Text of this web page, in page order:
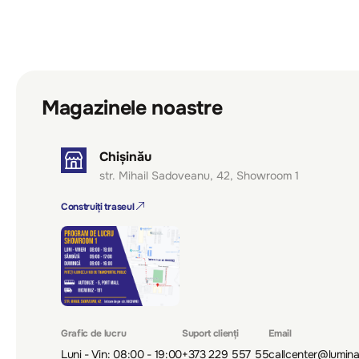
Magazinele noastre
Chișinău
str. Mihail Sadoveanu, 42, Showroom 1
Construiți traseul
Grafic de lucru
Luni - Vin: 08:00 - 19:00
Suport clienți
+373 229 557 55
Email